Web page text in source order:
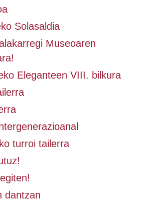
Solasaldia
Museoaren
Eleganteen VIII. bilkura
turroi tailerra
dantzan